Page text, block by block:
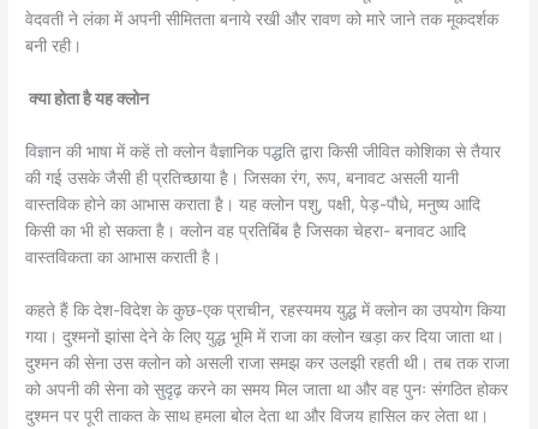
वेदवती ने लंका में अपनी सीमितता बनाये रखी और रावण को मारे जाने तक मूकदर्शक
बनी रही।
क्या होता है यह क्लोन
विज्ञान की भाषा में कहें तो क्लोन वैज्ञानिक पद्धति द्वारा किसी जीवित कोशिका से तैयार
की गई उसके जैसी ही प्रतिच्छाया है़। जिसका रंग, रूप, बनावट असली यानी
वास्तविक होने का आभास कराता है़। यह क्लोन पशु, पक्षी, पेड़-पौधे, मनुष्य आदि
किसी का भी हो सकता है। क्लोन वह प्रतिबिंब है़ जिसका चेहरा- बनावट आदि
वास्तविकता का आभास कराती है।
कहते हैं कि देश-विदेश के कुछ-एक प्राचीन, रहस्यमय युद्ध में क्लोन का उपयोग किया
गया। दुश्मनों झांसा देने के लिए युद्ध भूमि में राजा का क्लोन खड़ा कर दिया जाता था।
दुश्मन की सेना उस क्लोन को असली राजा समझ कर उलझी रहती थी। तब तक राजा
को अपनी की सेना को सुदृढ़ करने का समय मिल जाता था और वह पुनः संगठित होकर
दुश्मन पर पूरी ताकत के साथ हमला बोल देता था और विजय हासिल कर लेता था।